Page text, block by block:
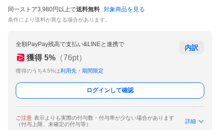
同一ストア3,980円以上で送料無料 対象商品を見る
条件により送料が異なる場合があります。
全額PayPay残高で支払い&LINEと連携で
獲得 5% （76pt）
獲得のうち4.5%は利用先・期間限定
内訳
ログインして確認
ご注意 表示よりも実際の付与数・付与率が少ない場合があります
（付与上限、未確定の付与等）
詳細